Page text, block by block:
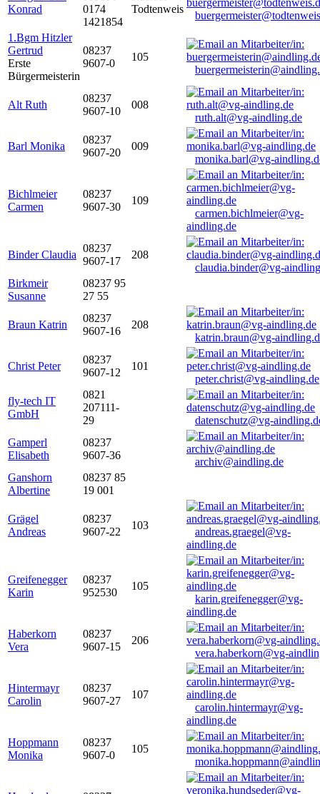
Konrad
0174
1421854
Todtenweis
1.Bgm Hitzler
Gertrud
Erste
Bürgermeisterin
08237
9607-0
105
Alt Ruth
08237
9607-10
008
ruth.alt@vg-aindling.de
Barl Monika
08237
9607-20
009
monika.barl@vg-
Bichlmeier
Carmen
08237
9607-30
109
carmen.bichlmeier@vg-
aindling.de
Binder Claudia
08237
9607-17
208
claudia.binder@vg-
Birkmeir
Susanne
08237 95
27 55
Braun Katrin
08237
9607-16
208
katrin.braun@vg-
Christ Peter
08237
9607-12
101
peter.christ@vg-aindling.de
fly-tech IT
GmbH
0821
207111-
29
datenschutz@vg-
Gamperl
Elisabeth
08237
9607-36
archiv@aindling.de
Ganshorn
Albertine
08237 85
19 001
Grägel
Andreas
08237
9607-22
103
andreas.graegel@vg-
aindling.de
Greifenegger
Karin
08237
952530
105
karin.greifenegger@vg-
aindling.de
Haberkorn
Vera
08237
9607-15
206
vera.haberkorn@vg-
Hintermayr
Carolin
08237
9607-27
107
carolin.hintermayr@vg-
aindling.de
Hoppmann
Monika
08237
9607-0
105